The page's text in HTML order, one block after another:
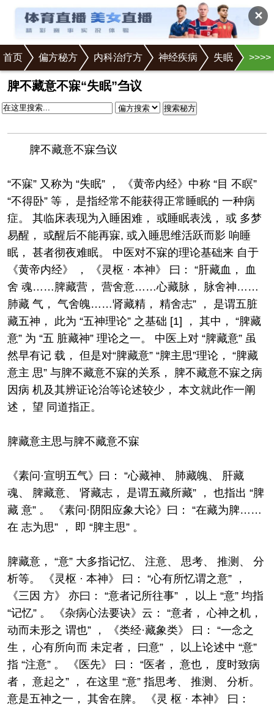
✕
首页 >
偏方秘方 >
内科治疗方 >
神经疾病 >
失眠
>正文
脾不藏意不寐“失眠”刍议
搜索秘方
脾不藏意不寐刍议
“不寐” 又称为 “失眠” ， 《黄帝内经》中称 “目 不瞑”
“不得卧” 等， 是指经常不能获得正常睡眠的 一种病
症。 其临床表现为入睡困难， 或睡眠表浅， 或 多梦
易醒， 或醒后不能再寐, 或入睡思维活跃而影 响睡
眠， 甚者彻夜难眠。 中医对不寐的理论基础来 自于
《黄帝内经》 ， 《灵枢 · 本神》 曰： “肝藏血， 血
舍 魂……脾藏营， 营舍意……心藏脉， 脉舍神……
肺藏 气， 气舍魄……肾藏精， 精舍志” ， 是谓五脏
藏五神， 此为 “五神理论” 之基础 [1] ， 其中， “脾藏
意” 为 “五 脏藏神” 理论之一。 中医上对 “脾藏意” 虽
然早有记 载， 但是对“脾藏意” “脾主思”理论， “脾藏
意主 思” 与脾不藏意不寐的关系， 脾不藏意不寐之病
因病 机及其辨证论治等论述较少， 本文就此作一阐
述， 望 同道指正。
脾藏意主思与脾不藏意不寐
《素问·宣明五气》曰： “心藏神、 肺藏魄、 肝藏
魂、 脾藏意、 肾藏志， 是谓五藏所藏” ， 也指出 “脾
藏 意” 。 《素问·阴阳应象大论》曰： “在藏为脾……
在 志为思” ， 即 “脾主思” 。
脾藏意， “意” 大多指记忆、 注意、 思考、 推测、 分
析等。 《灵枢 · 本神》 曰： “心有所忆谓之意” ，
《三因 方》 亦曰： “意者记所往事” ， 以上 “意” 均指
“记忆” 。 《杂病心法要诀》云： “意者， 心神之机，
动而未形之 谓也” ， 《类经·藏象类》 曰： “一念之
生， 心有所向而 未定者， 曰意” ， 以上论述中 “意”
指 “注意” 。 《医先》 曰： “医者， 意也， 度时致病
者， 意起之” ， 在这里 “意” 指思考、 推测、 分析。
意是五神之一， 其舍在脾。 《灵 枢 · 本神》 曰：